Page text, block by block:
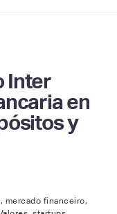
Inter
en
y
mercado financeiro,